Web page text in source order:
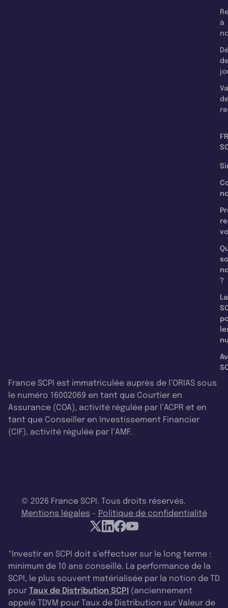
à
?
La
France SCPI est immatriculée auprès de l’ORIAS sous
le numéro 16002069 en tant que Courtier en
Assurance (COA), activité régulée par l’ACPR et en
tant que Conseiller en Investissement Financier
(CIF), activité régulée par l’AMF.
© 2026 France SCPI. Tous droits réservés.
Mentions légales - Politique de confidentialité
*Investir en SCPI doit s’effectuer sur le long terme :
minimum de 10 ans conseillé. La performance de la
SCPI, le plus souvent matérialisée par la notion de TD
pour Taux de Distribution SCPI (anciennement
appelé TDVM pour Taux de Distribution sur Valeur de